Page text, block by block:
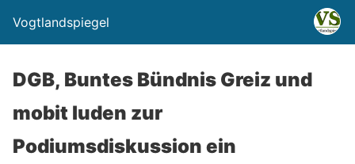
Vogtlandspiegel
DGB, Buntes Bündnis Greiz und
mobit luden zur
Podiumsdiskussion ein